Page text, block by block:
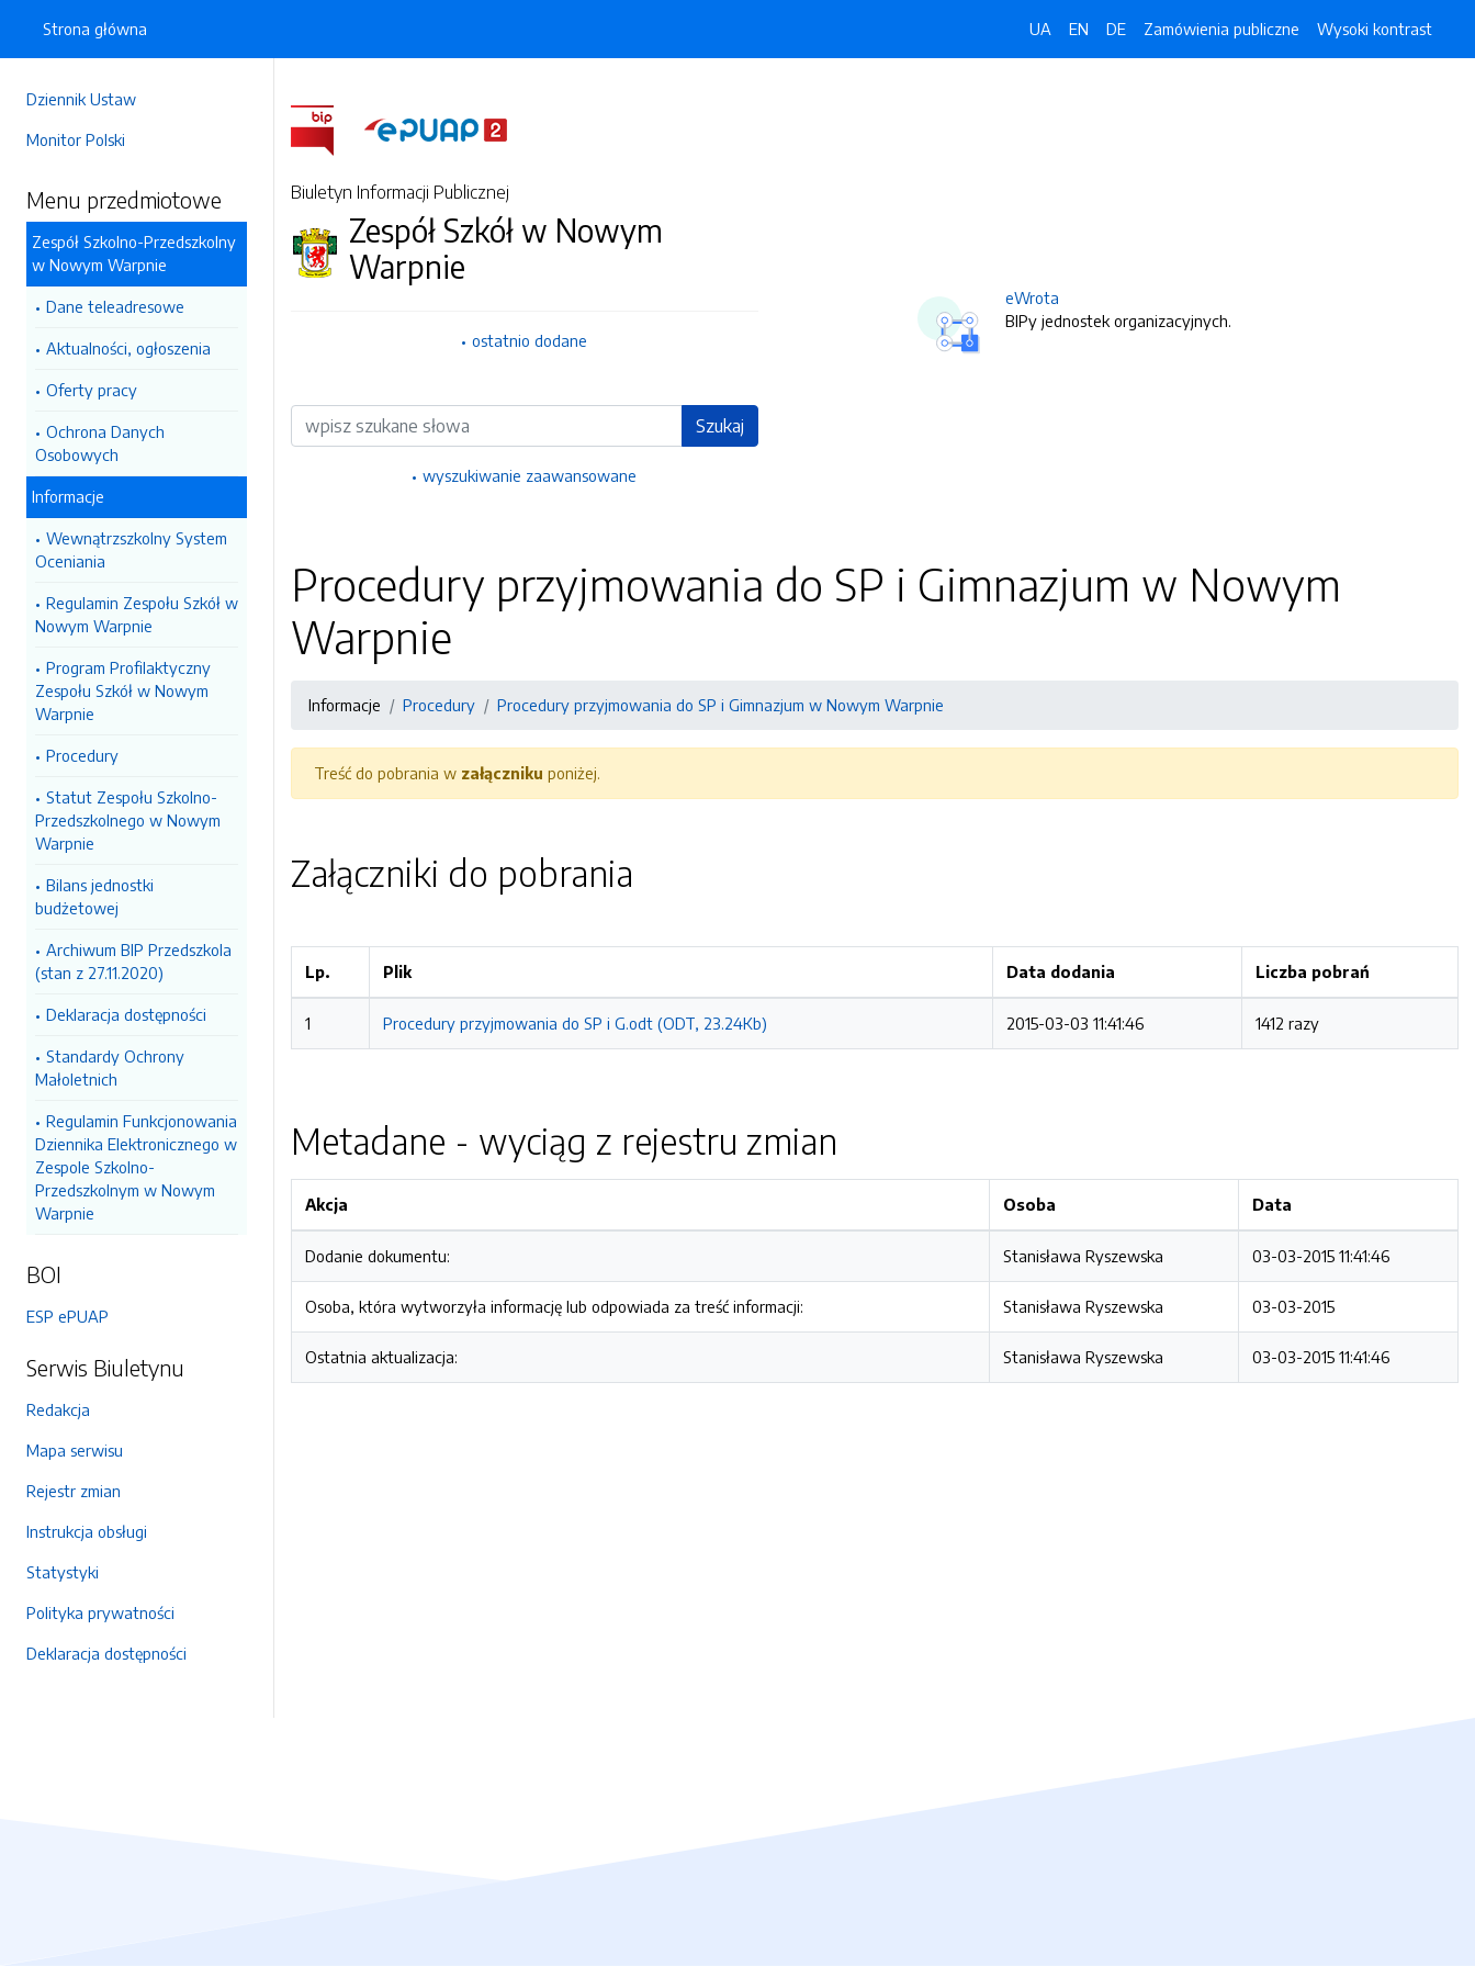
Dziennik Ustaw
Monitor Polski
Menu przedmiotowe
Zespół Szkolno-Przedszkolny
w Nowym Warpnie
Dane teleadresowe
Aktualności, ogłoszenia
Oferty pracy
Ochrona Danych
Osobowych
Informacje
Wewnątrzszkolny System
Oceniania
Regulamin Zespołu Szkół w
Nowym Warpnie
Program Profilaktyczny
Zespołu Szkół w Nowym
Warpnie
Procedury
Statut Zespołu Szkolno-
Przedszkolnego w Nowym
Warpnie
Bilans jednostki
budżetowej
Archiwum BIP Przedszkola
(stan z 27.11.2020)
Deklaracja dostępności
Standardy Ochrony
Małoletnich
Regulamin Funkcjonowania
Dziennika Elektronicznego w
Zespole Szkolno-
Przedszkolnym w Nowym
Warpnie
BOI
ESP ePUAP
Serwis Biuletynu
Redakcja
Mapa serwisu
Rejestr zmian
Instrukcja obsługi
Statystyki
Polityka prywatności
Deklaracja dostępności
Strona główna UA EN DE Zamówienia publiczne Wysoki kontrast
Biuletyn Informacji Publicznej
Zespół Szkół w Nowym
Warpnie
ostatnio dodane
Wyszukiwarka Szukaj
wyszukiwanie zaawansowane
eWrota
BIPy jednostek organizacyjnych.
Procedury przyjmowania do SP i Gimnazjum w Nowym
Warpnie
Informacje Procedury Procedury przyjmowania do SP i Gimnazjum w Nowym Warpnie
Treść do pobrania w załączniku poniżej.
Załączniki do pobrania
Lp. Plik Data dodania Liczba pobrań
1 Procedury przyjmowania do SP i G.odt (ODT, 23.24Kb) 2015-03-03 11:41:46 1412 razy
Metadane - wyciąg z rejestru zmian
Akcja Osoba Data
Dodanie dokumentu: Stanisława Ryszewska 03-03-2015 11:41:46
Osoba, która wytworzyła informację lub odpowiada za treść informacji: Stanisława Ryszewska 03-03-2015
Ostatnia aktualizacja: Stanisława Ryszewska 03-03-2015 11:41:46